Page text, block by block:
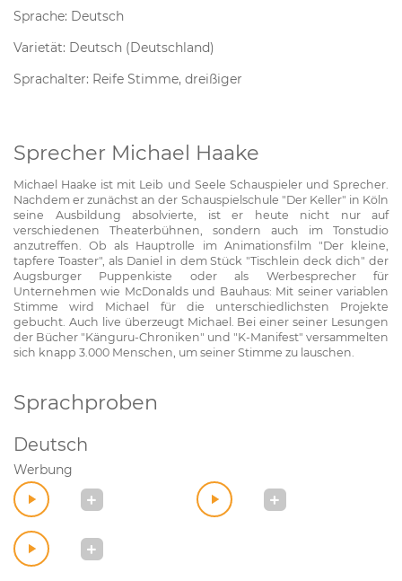
Sprache: Deutsch
Varietät: Deutsch (Deutschland)
Sprachalter: Reife Stimme, dreißiger
Sprecher Michael Haake
Michael Haake ist mit Leib und Seele Schauspieler und Sprecher.
Nachdem er zunächst an der Schauspielschule "Der Keller" in Köln
seine Ausbildung absolvierte, ist er heute nicht nur auf
verschiedenen Theaterbühnen, sondern auch im Tonstudio
anzutreffen. Ob als Hauptrolle im Animationsfilm "Der kleine,
tapfere Toaster", als Daniel in dem Stück "Tischlein deck dich" der
Augsburger Puppenkiste oder als Werbesprecher für
Unternehmen wie McDonalds und Bauhaus: Mit seiner variablen
Stimme wird Michael für die unterschiedlichsten Projekte
gebucht. Auch live überzeugt Michael. Bei einer seiner Lesungen
der Bücher "Känguru-Chroniken" und "K-Manifest" versammelten
sich knapp 3.000 Menschen, um seiner Stimme zu lauschen.
Sprachproben
Deutsch
Werbung